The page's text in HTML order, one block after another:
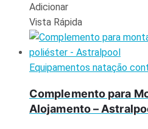
Adicionar
Vista Rápida
Equipamentos natação
Complemento para
Alojamento –